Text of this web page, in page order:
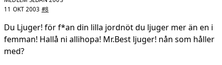
11 OKT 2003 #8
Du Ljuger! för f*an din lilla jordnöt du ljuger mer än en i
femman! Hallå ni allihopa! Mr.Best ljuger! nån som håller
med?